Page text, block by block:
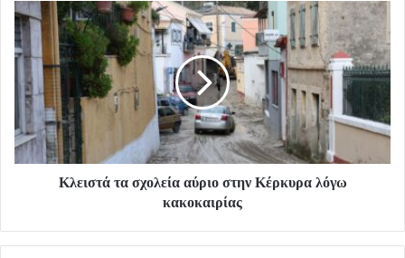
Κλειστά τα σχολεία αύριο στην Κέρκυρα λόγω
κακοκαιρίας